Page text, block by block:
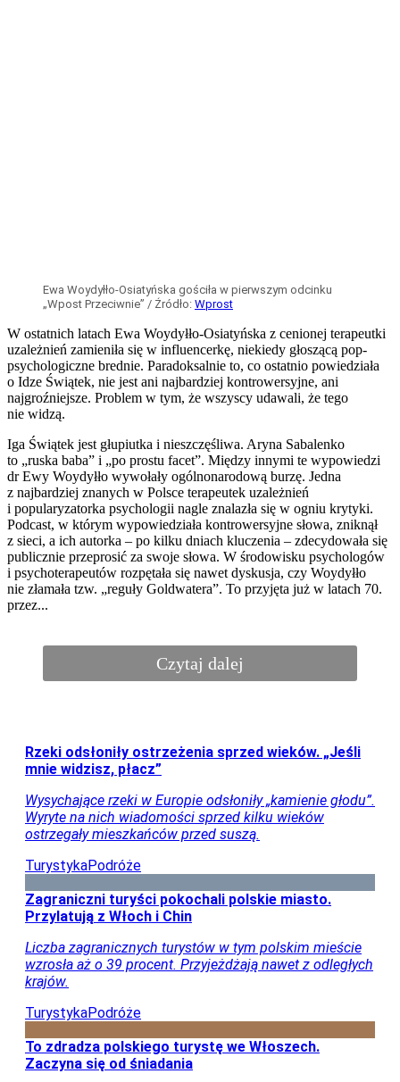
Polacy coraz lepiej znają włoską kuchnię, jednak po
przyjeździe nadal zaskakuje ich nie tylko to, co Włosi
jedzą, ale przede wszystkim kiedy i jak.
PoradyPodróże
Perła świata w nowym rankingu. W tym mieście żyje
się najlepiej
Opublikowano nowy ranking miast, w których jakość
życia jest najlepsza. Za liderem uplasowały się m.in.
Wiedeń i Melbourne.
Nagranie turystów z Tatr wywołało burzę w sieci.
„Stop oznacza Stop”
Po raz kolejny zachowanie turystów w Tatrach wywołało
weszło na teren chroniony, by robić zdjęcia.
Kraj
zejścia na plażę jeszcze nie było
Tuż obok klifu powstał nowy taras widokowy nad
morzem. Dzięki windzie i pochylni plaża jest dostępna
dla każdego.
Czerwone flagi nad Bałtykiem. Sinice zamykają
popularne kąpieliska
Na popularnych kąpieliskach pojawiły się czerwone flagi
z powodu zakwitu sinic. Sytuacja zmienia się jednak
bardzo szybko, dlatego przed wejściem do wody warto
sprawdzić aktualne komunikaty.
Podróże
Kraj Życie
Last minute w nowym hotelu w Turcji. Tutaj woda
w morzu ma 28 stopni